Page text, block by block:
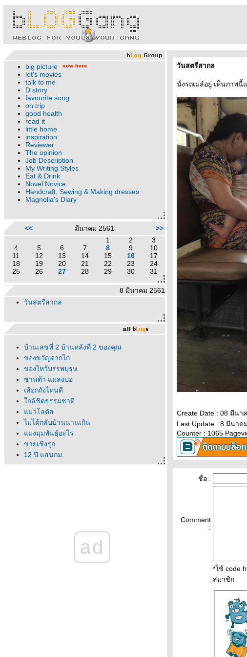
big picture
let's movies
talk to me
D story
favourite song
on trip
good health
read it
little home
inspiration
Reviewer
The opinion
Job Description
My Writing Styles
Eat & Drink
Novel Novice
Handcraft, Sewing & Making dresses
Magnolia's Diary
<< มีนาคม 2561
>>
1
2
3
4
5 6 7 8 9
10
11
12 13 14 15 16
17
18
19 20 21 22 23
24
25
26 27 28 29 30 31
8 มีนาคม 2561
วันสตรีสากล
บ้านเลขที่ 2 บ้านหลังที่ 2 ของคุณ
ของขวัญจากไก่
ของไหว้บรรพบุรุษ
ซานต้า แมลงปอ
เลือกถังไหนดี
กล้ชิดธรรมชาติ
มวโลตัส
ไม่ได้กลับบ้านนานเกิน
มงมุมพันธุ์อะไร
ขายเชิงรุก
12 ปี แสนกม.
จำตัวเองไม่ได้
พาหนะช่วงน้ำท่วม
ad
วันสตรีสากล
นั่งรถเมล์อยู่ เห็นภาพ
Create Date : 08 มีนา
Last Update : 8 มีนาค
Counter : 1065
ชื่อ :
Comment
:
*ใช้ code
สมาชิก